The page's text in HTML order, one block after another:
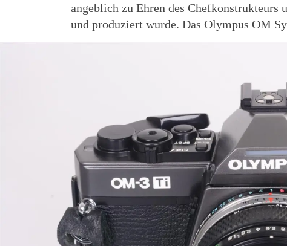
angeblich zu Ehren des
und produziert wurde. Das Olympus OM